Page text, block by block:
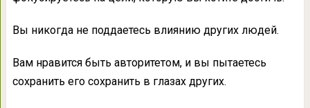
Вы никогда не поддаетесь влиянию других людей.
Вам нравится быть авторитетом, и вы пытаетесь
сохранить его сохранить в глазах других.